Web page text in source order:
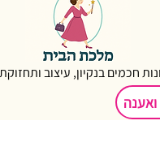
חכמים בנקיון, עיצוב